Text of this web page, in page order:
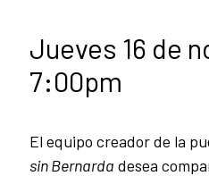
Jueves 16 de
7:00pm
El equipo creador de la
sin Bernarda desea